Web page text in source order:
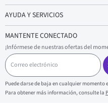
AYUDA Y SERVICIOS
MANTENTE CONECTADO
¡Infórmese de nuestras ofertas del
C
o
r
r
e
o
Puede darse de baja en cualquier
Para obtener más información, consulte la